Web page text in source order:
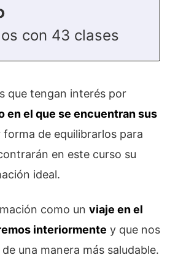
con 43 clases
que tengan interés por
en el que se encuentran sus
forma de equilibrarlos para
en este curso su
ideal.
como un viaje en el
interiormente y que nos
una manera más saludable.